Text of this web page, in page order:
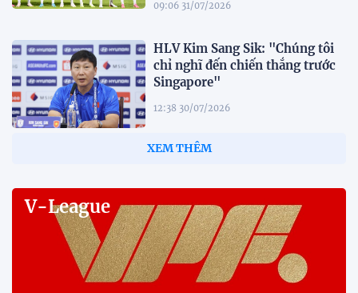
09:06 31/07/2026
HLV Kim Sang Sik: "Chúng tôi
chỉ nghĩ đến chiến thắng trước
Singapore"
12:38 30/07/2026
12:32 30/07/2026
Tiền đạo Đình Bắc: "Chỉ cần đội